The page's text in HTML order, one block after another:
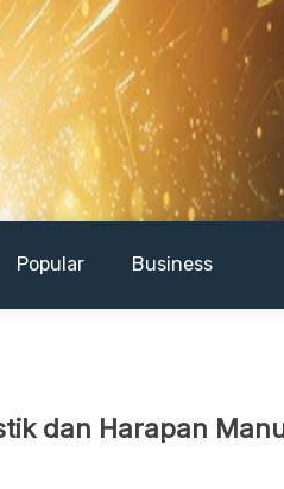
Popular Business
dan Harapan